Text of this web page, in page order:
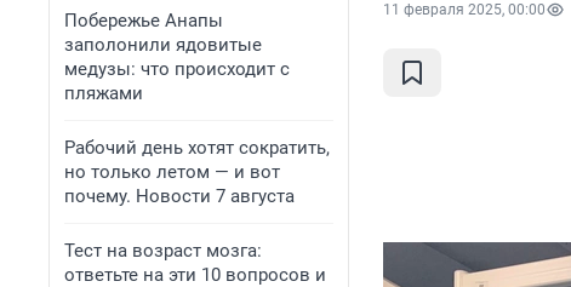
Побережье Анапы
заполонили ядовитые
медузы: что происходит с
пляжами
Рабочий день хотят сократить,
но только летом — и вот
почему. Новости 7 августа
Тест на возраст мозга:
ответьте на эти 10 вопросов и
11 февраля 2025, 00:00